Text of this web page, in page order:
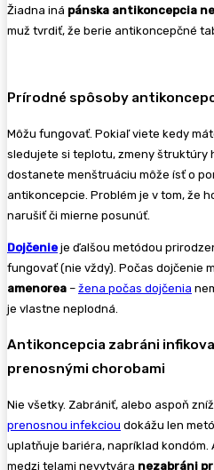
Žiadna iná pánska antikoncepcia
muž tvrdiť, že berie antikoncepčné
Prírodné spôsoby
Môžu fungovať. Pokiaľ viete kedy
sledujete si teplotu, zmeny štruktúry
dostanete menštruáciu môže ísť o
antikoncepcie. Problém je v tom, že
narušiť či mierne posunúť.
Dojčenie je ďalšou metódou
fungovať (nie vždy). Počas dojčenie
amenorea – žena počas dojčenia
je vlastne neplodná.
Antikoncepcia zabráni
prenosnými chorobami
Nie všetky. Zabrániť, alebo aspoň
prenosnou infekciou dokážu len
uplatňuje bariéra, napríklad
medzi telami nevytvára nezabráni